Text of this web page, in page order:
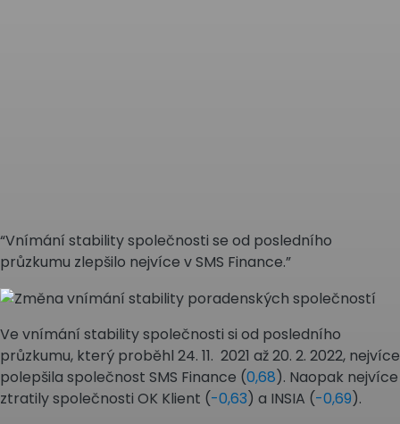
“Vnímání stability společnosti se od posledního
průzkumu zlepšilo nejvíce v SMS Finance.”
Ve vnímání stability společnosti si od posledního
průzkumu, který proběhl 24. 11. 2021 až 20. 2. 2022, nejvíce
polepšila společnost SMS Finance (0,68). Naopak nejvíce
ztratily společnosti OK Klient (-0,63) a INSIA (-0,69).